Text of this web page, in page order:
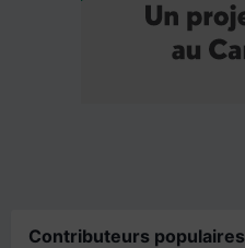
Contributeurs populaires